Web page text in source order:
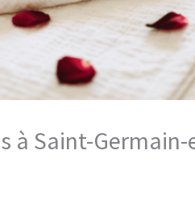
à Saint-